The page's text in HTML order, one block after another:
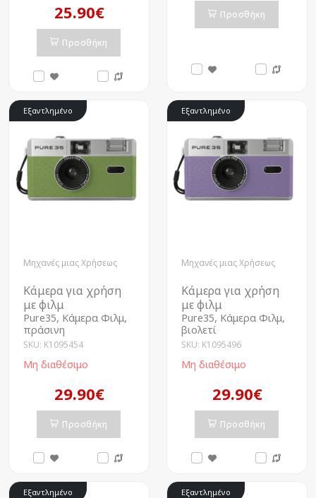
25.90€
Προσθήκη
Προσθήκη
Εξαντλημένο
Μηχανές μιας Χρήσεως
Κάμερα για χρήση
με φιλμ
Pure35, Κάμερα Φιλμ,
πράσινη
SKU: K1095454
Μη διαθέσιμο
29.90€
Προσθήκη
Εξαντλημένο
Μηχανές μιας Χρήσεως
Κάμερα για χρήση
με φιλμ
Pure35, Κάμερα Φιλμ,
βιολετί
SKU: K1095496
Μη διαθέσιμο
29.90€
Προσθήκη
Εξαντλημένο Εξαντλημένο